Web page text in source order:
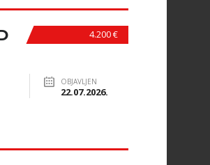
4.200 €
OBJAVLJEN
22.07.2026.